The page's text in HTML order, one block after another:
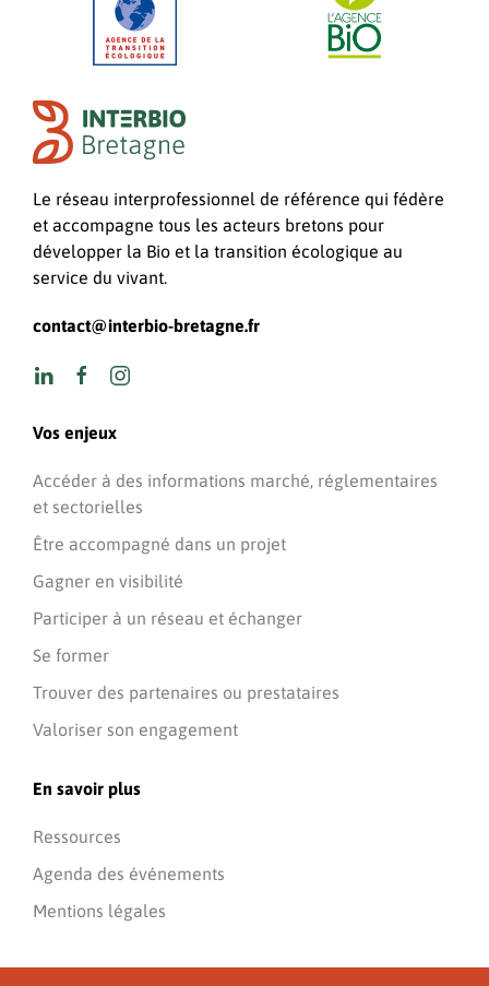
Le réseau interprofessionnel de référence qui fédère
et accompagne tous les acteurs bretons pour
développer la Bio et la transition écologique au
service du vivant.
contact@interbio-bretagne.fr
Vos enjeux
Accéder à des informations marché, réglementaires
et sectorielles
Être accompagné dans un projet
Gagner en visibilité
Participer à un réseau et échanger
Se former
Trouver des partenaires ou prestataires
Valoriser son engagement
En savoir plus
Ressources
Agenda des événements
Mentions légales